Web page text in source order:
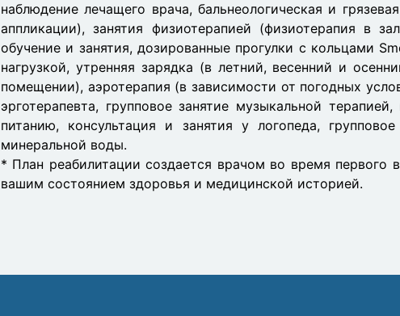
наблюдение лечащего врача, бальнеологическая и
аппликации), занятия физиотерапией (физиотерапия в
обучение и занятия, дозированные прогулки с кольцами
нагрузкой, утренняя зарядка (в летний, весенний и
помещении), аэротерапия (в зависимости от погодных
эрготерапевта, групповое занятие музыкальной
питанию, консультация и занятия у логопеда,
минеральной воды.
* План реабилитации создается врачом во время первого
вашим состоянием здоровья и медицинской историей.